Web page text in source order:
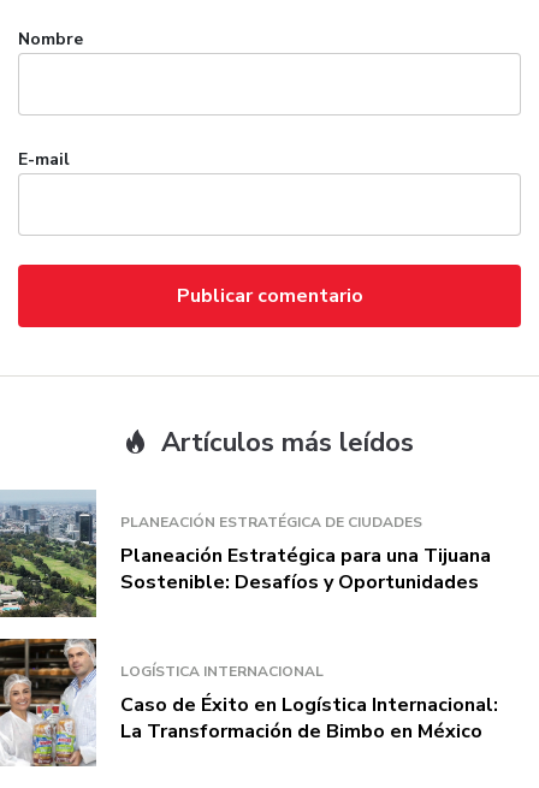
Nombre
E-mail
Artículos más leídos
PLANEACIÓN ESTRATÉGICA DE CIUDADES
Planeación Estratégica para una Tijuana
Sostenible: Desafíos y Oportunidades
LOGÍSTICA INTERNACIONAL
Caso de Éxito en Logística Internacional:
La Transformación de Bimbo en México